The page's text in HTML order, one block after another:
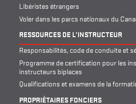
Libéristes étrangers
Voler dans les parcs nationaux du
RESSOURCES DE L’INSTRUCTEUR
Responsabilités, code de conduite et
Programme de certification pour les
instructeurs biplaces
Qualifications et examens de la
PROPRIÉTAIRES FONCIERS